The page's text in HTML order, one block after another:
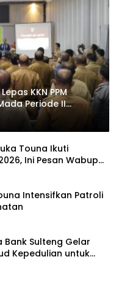
KKN PPM
Periode II
Touna Ikuti
Ini Pesan Wabup
Intensifkan Patroli
Bank Sulteng Gelar
Kepedulian untuk